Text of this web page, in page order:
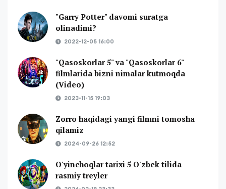
"Garry Potter" davomi suratga
olinadimi?
2022-12-05 16:00
"Qasoskorlar 5" va "Qasoskorlar 6"
filmlarida bizni nimalar kutmoqda
(Video)
2023-11-15 19:03
Zorro haqidagi yangi filmni tomosha
qilamiz
2024-09-26 12:52
O'yinchoqlar tarixi 5 O'zbek tilida
rasmiy treyler